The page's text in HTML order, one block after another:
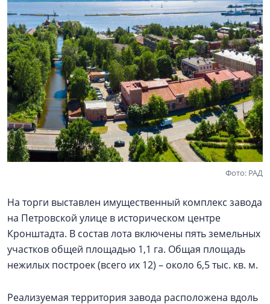
Фото: РАД
На торги выставлен имущественный комплекс завода
на Петровской улице в историческом центре
Кронштадта. В состав лота включены пять земельных
участков общей площадью 1,1 га. Общая площадь
нежилых построек (всего их 12) – около 6,5 тыс. кв. м.
Реализуемая территория завода расположена вдоль